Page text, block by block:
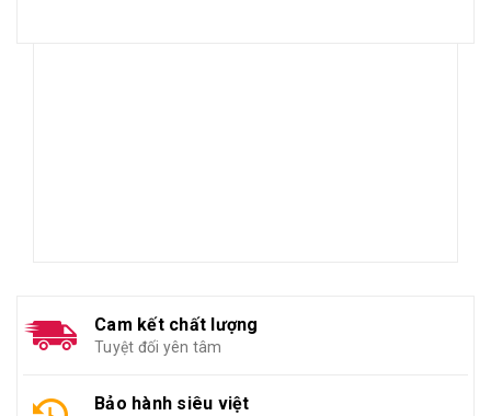
Cam kết chất lượng
Tuyệt đối yên tâm
Bảo hành siêu việt